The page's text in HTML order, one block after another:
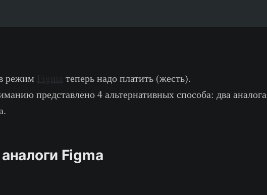
режим
теперь надо платить (жесть).
представлено 4 альтернативных способа: два аналога
Figma